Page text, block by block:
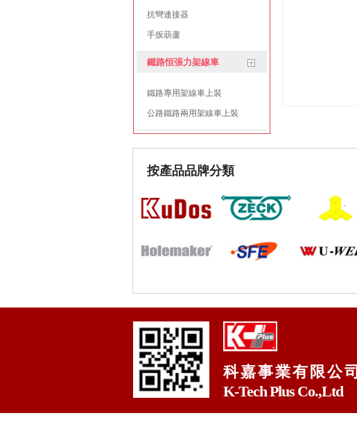
抗彎連接器
手扳葫蘆
鐵路恒張力架線車
鐵路專用架線車上裝
公路鐵路兩用架線車上裝
按產品品牌分類
科嘉事業有限公司
K-Tech Plus Co.,Ltd